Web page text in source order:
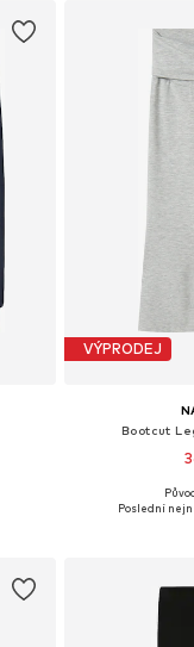
VÝPRODEJ
Bootcut
Dostupné v
Poslední